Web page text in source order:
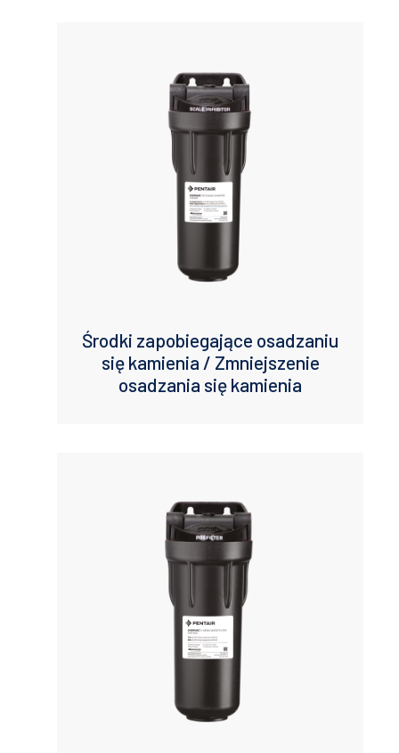
Środki zapobiegające osadzaniu
się kamienia / Zmniejszenie
osadzania się kamienia